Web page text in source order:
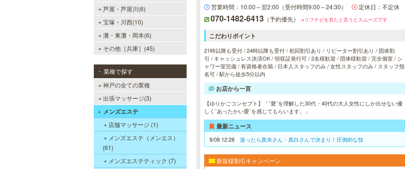
芦屋・芦屋川(6)
宝塚・川西(10)
灘・東灘・岡本(6)
その他［兵庫］(45)
業種で探す
神戸の全ての業種
出張マッサージ(3)
メンズエステ
店舗マッサージ (1)
メンズエステ（メンエス）
(61)
メンズエステティック (7)
営業時間：10:00～翌2:00（受付時間9:00～24:30） 定休日：不定休
070-1482-6413 （予約優先） ※リフナビを見たと言うとスムーズです
こだわりポイント
21時以降も受付 / 24時以降も受付 / 初回割引あり / リピーター割引あり / 団体割
引 / キャッシュレス決済OK / 領収証発行可 / 2名様歓迎 / 団体様歓迎 / 完全個室 / シ
ャワー室完備 / 有資格者在籍 / 日本人スタッフのみ / 女性スタッフのみ / スタッフ指
名可 / 駅から徒歩5分以内
お店から一言
【ゆりかごコンセプト】「¨愛¨を理解した30代・40代の大人女性にしか出せない優
しく¨あったかい愛¨を感じてもらいます。」
最新ニュース
8/08 12:28 迷ったら真央さん・真白さんで決まり！圧倒的な技
新規様割引キャンペーン